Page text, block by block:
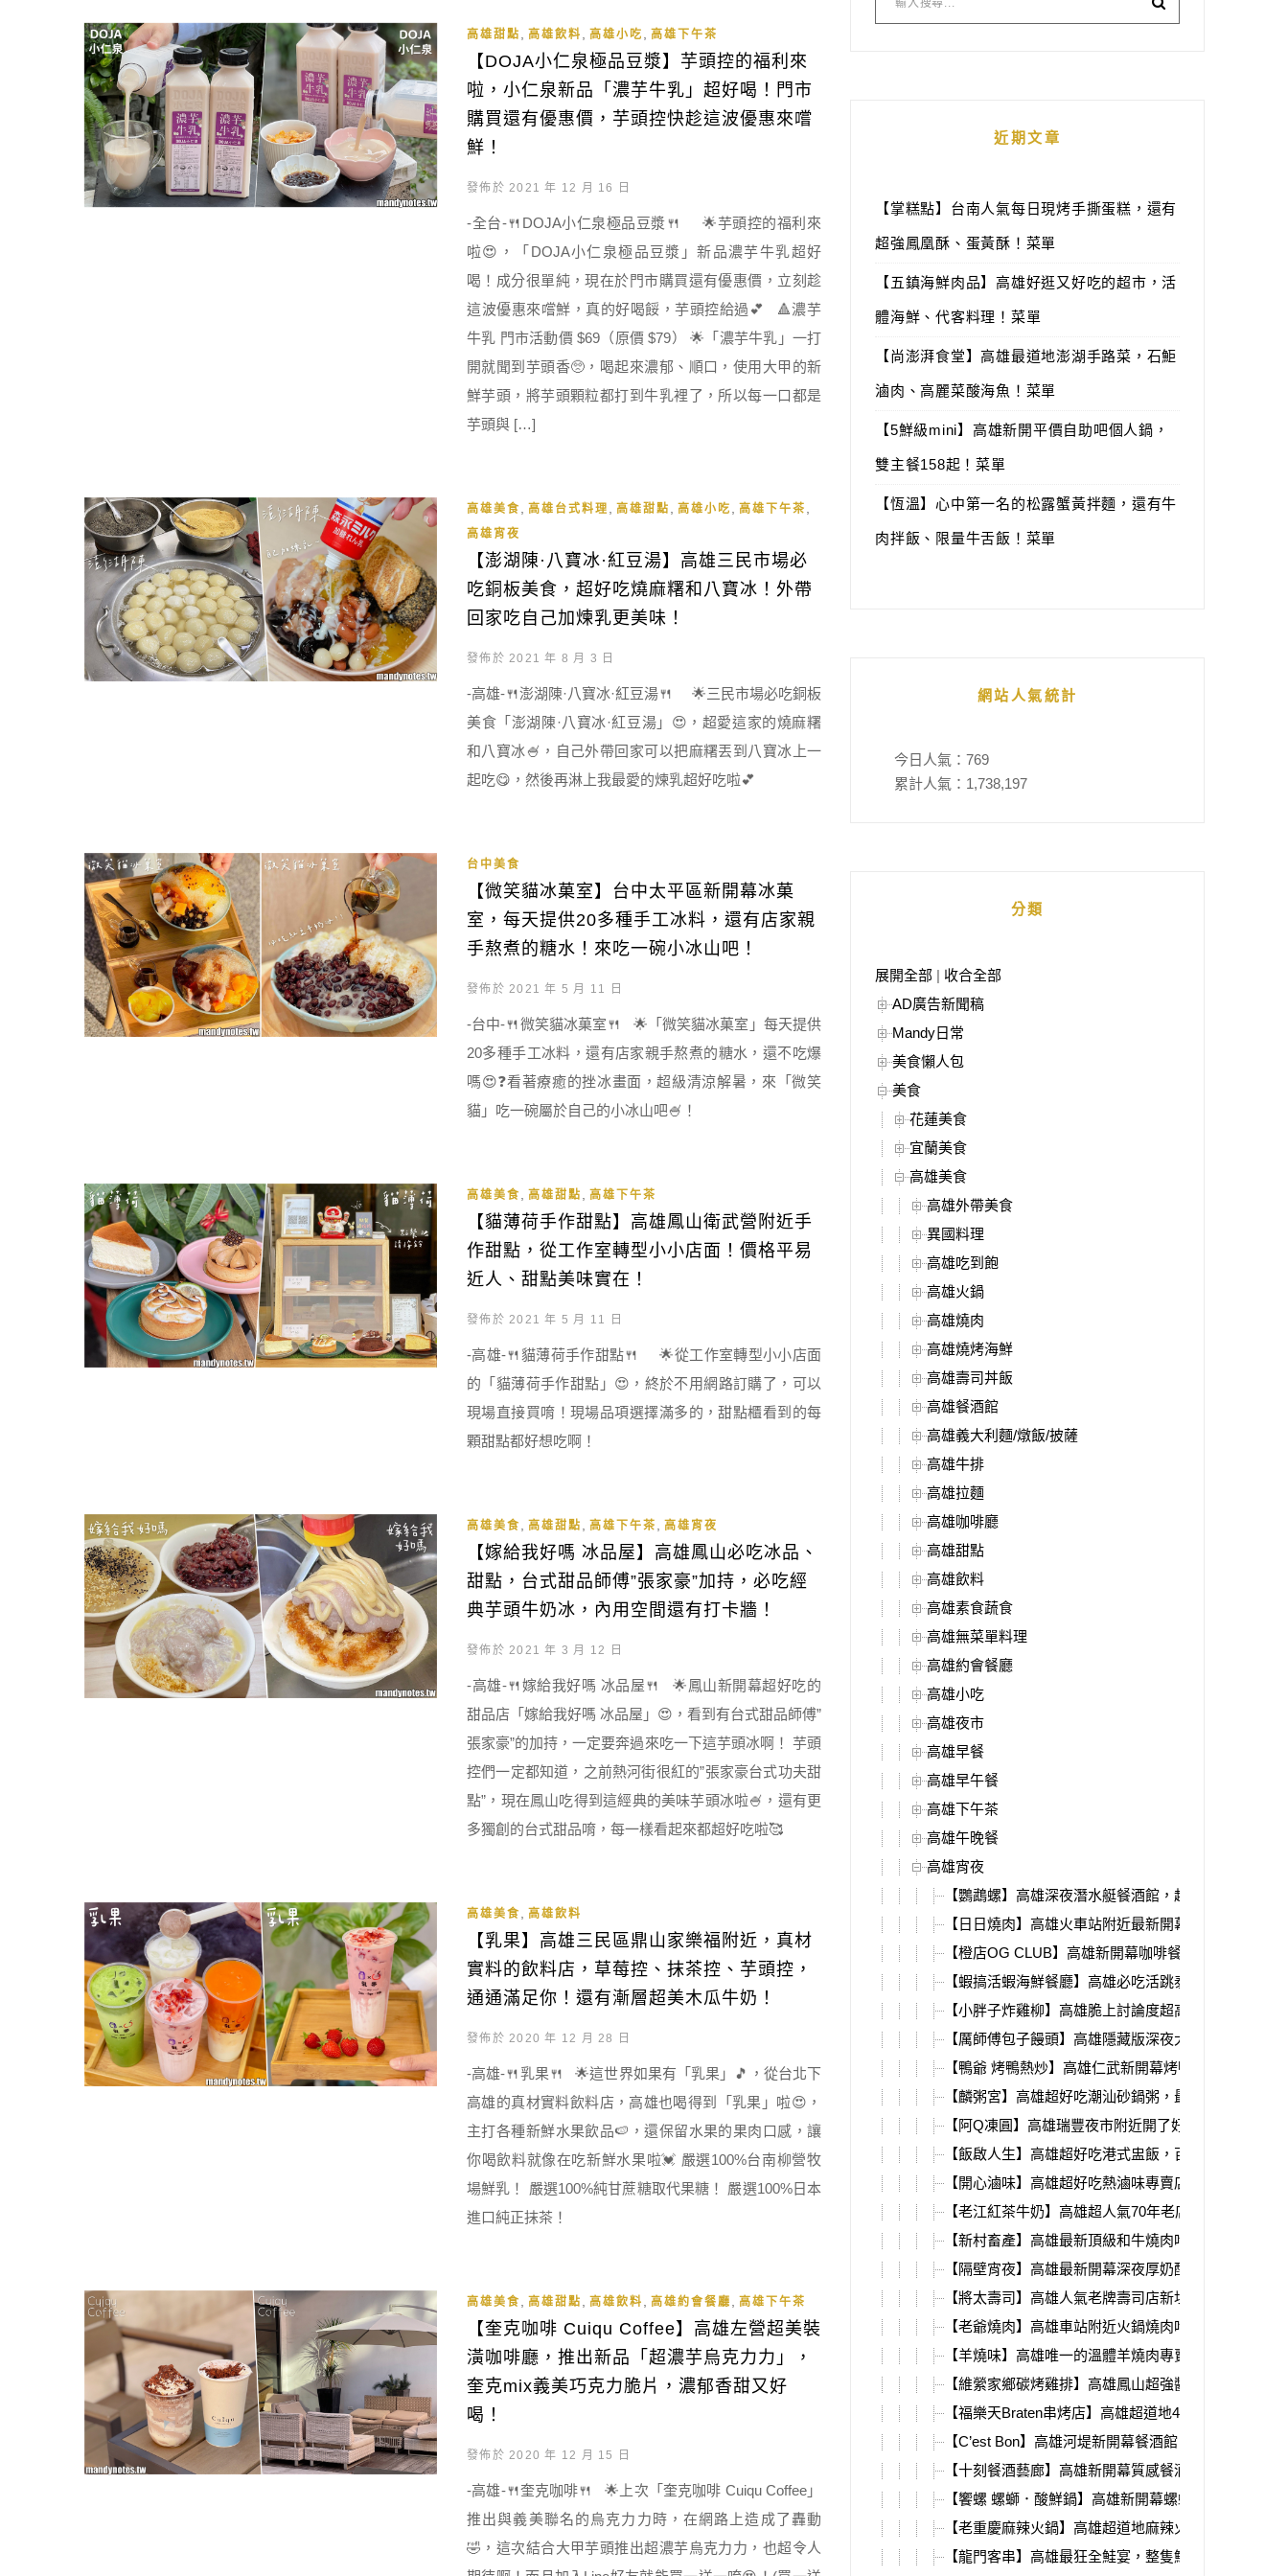
高雄甜點 高雄飲料 高雄小吃 高雄下午茶
【DOJA小仁泉極品豆漿】芋頭控的福利來
啦，小仁泉新品「濃芋牛乳」超好喝！門市
購買還有優惠價，芋頭控快趁這波優惠來嚐
鮮！
發佈於 2021 年 12 月 16 日
-全台-🍴DOJA小仁泉極品豆漿🍴 🌟芋頭控的福利來
啦😍，「DOJA小仁泉極品豆漿」新品濃芋牛乳超好
喝！成分很單純，現在於門市購買還有優惠價，立刻趁
這波優惠來嚐鮮，真的好喝餒，芋頭控給過💕 🔺濃芋
牛乳 門市活動價 $69（原價 $79） 🌟「濃芋牛乳」一打
開就聞到芋頭香🥺，喝起來濃郁、順口，使用大甲的新
鮮芋頭，將芋頭顆粒都打到牛乳裡了，所以每一口都是
芋頭與 […]
高雄美食 高雄台式料理 高雄甜點 高雄小吃 高雄下午茶
高雄宵夜
【澎湖陳·八寶冰·紅豆湯】高雄三民市場必
吃銅板美食，超好吃燒麻糬和八寶冰！外帶
回家吃自己加煉乳更美味！
發佈於 2021 年 8 月 3 日
-高雄-🍴澎湖陳·八寶冰·紅豆湯🍴 🌟三民市場必吃銅板
美食「澎湖陳·八寶冰·紅豆湯」😍，超愛這家的燒麻糬
和八寶冰🍧，自己外帶回家可以把麻糬丟到八寶冰上一
起吃😋，然後再淋上我最愛的煉乳超好吃啦💕
台中美食
【微笑貓冰菓室】台中太平區新開幕冰菓
室，每天提供20多種手工冰料，還有店家親
手熬煮的糖水！來吃一碗小冰山吧！
發佈於 2021 年 5 月 11 日
-台中-🍴微笑貓冰菓室🍴 🌟「微笑貓冰菓室」每天提供
20多種手工冰料，還有店家親手熬煮的糖水，還不吃爆
嗎😍❓看著療癒的挫冰畫面，超級清涼解暑，來「微笑
貓」吃一碗屬於自己的小冰山吧🍧！
高雄美食 高雄甜點 高雄下午茶
【貓薄荷手作甜點】高雄鳳山衛武營附近手
作甜點，從工作室轉型小小店面！價格平易
近人、甜點美味實在！
發佈於 2021 年 5 月 11 日
-高雄-🍴貓薄荷手作甜點🍴 🌟從工作室轉型小小店面
的「貓薄荷手作甜點」😍，終於不用網路訂購了，可以
現場直接買唷！現場品項選擇滿多的，甜點櫃看到的每
顆甜點都好想吃啊！
高雄美食 高雄甜點 高雄下午茶 高雄宵夜
【嫁給我好嗎 冰品屋】高雄鳳山必吃冰品、
甜點，台式甜品師傅”張家豪”加持，必吃經
典芋頭牛奶冰，內用空間還有打卡牆！
發佈於 2021 年 3 月 12 日
-高雄-🍴嫁給我好嗎 冰品屋🍴 🌟鳳山新開幕超好吃的
甜品店「嫁給我好嗎 冰品屋」😍，看到有台式甜品師傅”
張家豪”的加持，一定要奔過來吃一下這芋頭冰啊！ 芋頭
控們一定都知道，之前熱河街很紅的”張家豪台式功夫甜
點”，現在鳳山吃得到這經典的美味芋頭冰啦🍧，還有更
多獨創的台式甜品唷，每一樣看起來都超好吃啦🥰
高雄美食 高雄飲料
【乳果】高雄三民區鼎山家樂福附近，真材
實料的飲料店，草莓控、抹茶控、芋頭控，
通通滿足你！還有漸層超美木瓜牛奶！
發佈於 2020 年 12 月 28 日
-高雄-🍴乳果🍴 🌟這世界如果有「乳果」🎵，從台北下
高雄的真材實料飲料店，高雄也喝得到「乳果」啦😍，
主打各種新鮮水果飲品🍉，還保留水果的果肉口感，讓
你喝飲料就像在吃新鮮水果啦💓 嚴選100%台南柳營牧
場鮮乳！ 嚴選100%純甘蔗糖取代果糖！ 嚴選100%日本
進口純正抹茶！
高雄美食 高雄甜點 高雄飲料 高雄約會餐廳 高雄下午茶
【奎克咖啡 Cuiqu Coffee】高雄左營超美裝
潢咖啡廳，推出新品「超濃芋烏克力力」，
奎克mix義美巧克力脆片，濃郁香甜又好
喝！
發佈於 2020 年 12 月 15 日
-高雄-🍴奎克咖啡🍴 🌟上次「奎克咖啡 Cuiqu Coffee」
推出與義美聯名的烏克力力時，在網路上造成了轟動
🤣，這次結合大甲芋頭推出超濃芋烏克力力，也超令人
近期文章
【掌糕點】台南人氣每日現烤手撕蛋糕，還有
超強鳳凰酥、蛋黃酥！菜單
【五鎮海鮮肉品】高雄好逛又好吃的超市，活
體海鮮、代客料理！菜單
【尚澎湃食堂】高雄最道地澎湖手路菜，石鮔
滷肉、高麗菜酸海魚！菜單
【5鮮級mini】高雄新開平價自助吧個人鍋，
雙主餐158起！菜單
【恆溫】心中第一名的松露蟹黃拌麵，還有牛
肉拌飯、限量牛舌飯！菜單
網站人氣統計
今日人氣： 769
累計人氣： 1,738,197
分類
展開全部 | 收合全部
AD廣告新聞稿
Mandy日常
美食懶人包
美食
花蓮美食
宜蘭美食
高雄美食
高雄外帶美食
異國料理
高雄吃到飽
高雄火鍋
高雄燒肉
高雄燒烤海鮮
高雄壽司丼飯
高雄餐酒館
高雄義大利麵/燉飯/披薩
高雄牛排
高雄拉麵
高雄咖啡廳
高雄甜點
高雄飲料
高雄素食蔬食
高雄無菜單料理
高雄約會餐廳
高雄小吃
高雄夜市
高雄早餐
高雄早午餐
高雄下午茶
高雄午晚餐
高雄宵夜
【鸚鵡螺】高雄深夜潛水艇餐酒館，超狂生日香檳塔
【日日燒肉】高雄火車站附近最新開幕，燒肉套餐、
【橙店OG CLUB】高雄新開幕咖啡餐酒館，深夜直
【蝦搞活蝦海鮮餐廳】高雄必吃活跳泰國蝦，爆漿紅
【小胖子炸雞柳】高雄脆上討論度超高的炸雞柳，就
【厲師傅包子饅頭】高雄隱藏版深夜大肉包，現蒸出
【鴨爺 烤鴨熱炒】高雄仁武新開幕烤鴨、熱炒港點，
【麟粥宮】高雄超好吃潮汕砂鍋粥，最新改版熱炒、
【阿Q凍圓】高雄瑞豐夜市附近開了好多年的凍圓，
【飯啟人生】高雄超好吃港式盅飯，百元初品嘗粵菜
【開心滷味】高雄超好吃熱滷味專賣店，必吃超入味
【老江紅茶牛奶】高雄超人氣70年老店，經典復刻檸
【新村畜產】高雄最新頂級和牛燒肉吃到飽，日本牧
【隔壁宵夜】高雄最新開幕深夜厚奶酥，剁椒拌麵、
【將太壽司】高雄人氣老牌壽司店新址，必吃大塊魚
【老爺燒肉】高雄車站附近火鍋燒肉吃到飽，超多種
【羊燒味】高雄唯一的溫體羊燒肉專賣店，必吃每日
【維縈家鄉碳烤雞排】高雄鳳山超強醬烤大雞排，先
【福樂天Braten串烤店】高雄超道地499韓式燒肉吃到
【C’est Bon】高雄河堤新開幕餐酒館，質感餐點、調
【十刻餐酒藝廊】高雄新開幕質感餐酒館，必吃超強
【饗螺 螺螄．酸鮮鍋】高雄新開幕螺螄鐵鍋燉，必吃
【老重慶麻辣火鍋】高雄超道地麻辣火鍋，中式裝潢
【龍門客串】高雄最狂全鮭宴，整隻鮭魚空運來台、